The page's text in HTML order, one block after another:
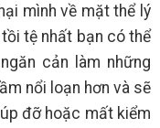
mình về mặt thể lý
tệ nhất bạn có thể
cản làm những
nổi loạn hơn và sẽ
đỡ hoặc mất kiểm